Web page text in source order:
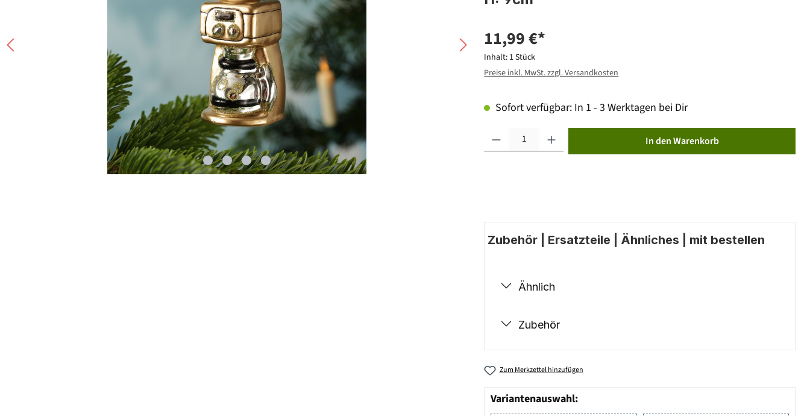
11,99 €*
Inhalt: 1 Stück
Preise inkl. MwSt. zzgl. Versandkosten
Sofort verfügbar: In 1 - 3 Werktagen bei Dir
In den Warenkorb
Zubehör | Ersatzteile | Ähnliches | mit bestellen
Ähnlich
Zubehör
Zum Merkzettel hinzufügen
Variantenauswahl: